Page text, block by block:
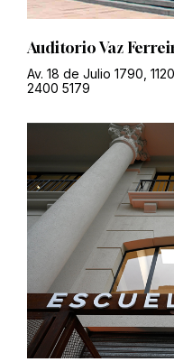
Auditorio Vaz
Av. 18 de Julio 1790,
2400 5179